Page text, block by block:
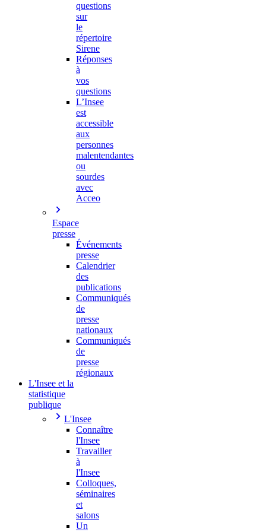
questions
sur
le
répertoire
Sirene
Réponses
à
vos
questions
L’Insee
est
accessible
aux
personnes
malentendantes
ou
sourdes
avec
Acceo
Espace
presse
Événements
presse
Calendrier
des
publications
Communiqués
de
presse
nationaux
Communiqués
de
presse
régionaux
L'Insee et la
statistique
publique
L'Insee
Connaître
l'Insee
Travailler
à
l'Insee
Colloques,
séminaires
et
salons
Un